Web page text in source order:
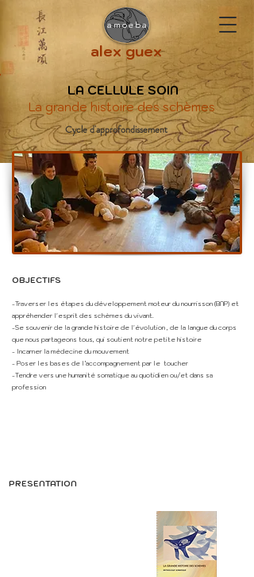
amoeba
alex guex
LA CELLULE SOIN
La grande histoire des schèmes
Cycle d'approfondissement
OBJECTIFS
-Traverser les étapes du développement moteur du nourrisson (BNP) et
appréhender l'esprit des schèmes du vivant.
-Se souvenir de la grande histoire de l'évolution , de la langue du corps
que nous partageons tous, qui soutient notre petite histoire
- Incarner la médecine du mouvement
- Poser les bases de l’accompagnement par le toucher
-Tendre vers une humanité somatique au quotidien ou/et dans sa
profession
PRESENTATION